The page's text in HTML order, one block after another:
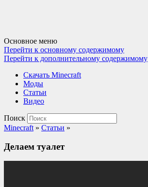
Основное меню
Перейти к основному содержимому
Перейти к дополнительному содержимому
Cкачать Minecraft
Моды
Статьи
Видео
Поиск
Minecraft » Статьи »
Делаем туалет